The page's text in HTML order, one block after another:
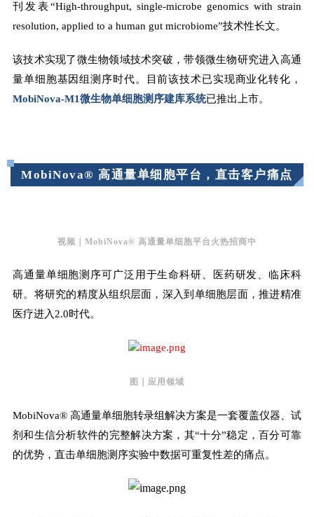
刊发表“High-throughput, single-microbe genomics with strain
resolution, applied to a human gut microbiome”技术性长文。
该技术实现了微生物领域技术突破，带领微生物研究进入高通
量单细胞基因组测序时代。目前该技术已实现商业化转化，
MobiNova-M1微生物单细胞测序建库系统已推出上市。
MobiNova®高通量单细胞平台 ，直击客户痛点
视频｜MobiNova® 高通量单细胞平台火热招商中
高通量单细胞测序可广泛用于生命科研、医药研发、临床科
研。将研究的精度从组织层面，深入到单细胞层面，推进精准
医疗进入2.0时代。
图｜应用领域
MobiNova® 高通量单细胞转录组解决方案是一套覆盖仪器、试
剂和生信分析软件的完整解决方案，其“十分”稳定，百分可靠
的优势，直击单细胞测序实验中数据可重复性差的痛点。